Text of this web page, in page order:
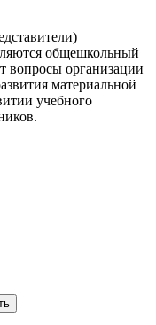
общешкольный
вопросы организации
материальной
учебного